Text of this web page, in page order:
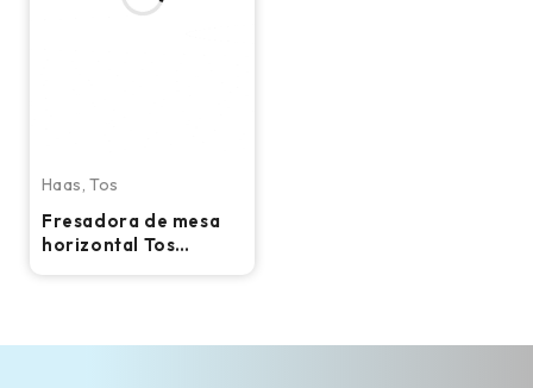
Haas,Tos
Fresadora de mesa
horizontal Tos